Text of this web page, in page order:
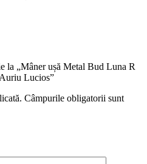
la „Mâner ușă Metal Bud Luna R
Lucios”
Câmpurile obligatorii sunt